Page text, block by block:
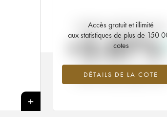
+
Accès gratuit et illimité
aux statistiques de plus de 150
cotes
DÉTAILS DE LA COTE
Tendance actuelle de la cote
+2.07%
Tendance à la hausse du millésime
2006 en 2026 par rapport à 2025